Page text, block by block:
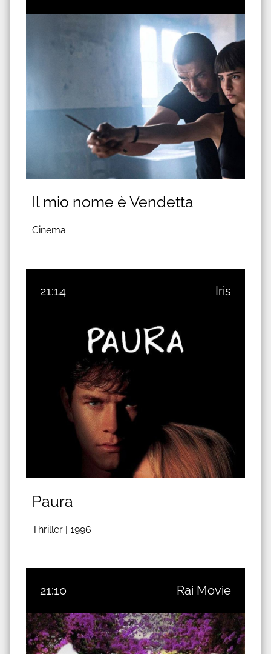
Il mio nome è Vendetta
Cinema
21:14 Iris
Paura
Thriller | 1996
21:10 Rai Movie